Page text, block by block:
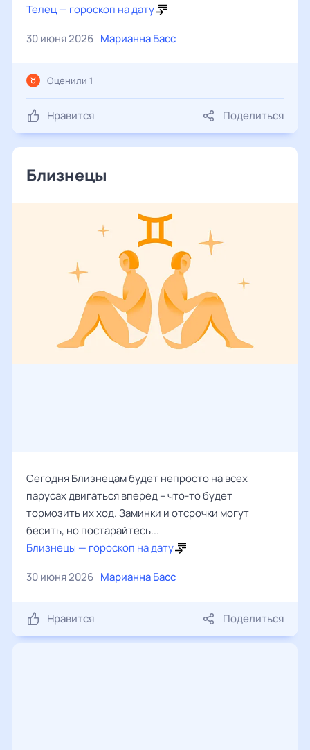
Телец — гороскоп на дату
30 июня 2026 Марианна Басс
Нравится Поделиться
Оценили 1
Близнецы
Сегодня Близнецам будет непросто на всех
парусах двигаться вперед – что-то будет
тормозить их ход. Заминки и отсрочки могут
бесить, но постарайтесь...
Близнецы — гороскоп на дату
30 июня 2026 Марианна Басс
Нравится Поделиться